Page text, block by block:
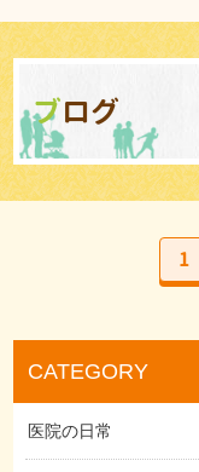
ブログ
1
CATEGORY
医院の日常